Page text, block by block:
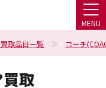
MENU
取品目一覧 コーチ
買取